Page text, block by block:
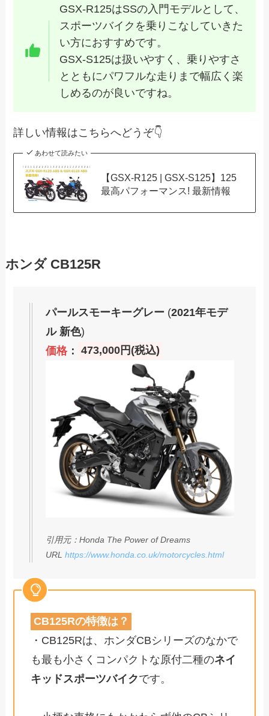
GSX-R125はSSの入門モデルとして、
スポーツバイクを乗りこなしていきた
い方におすすめです。
GSX-S125は扱いやすく、乗りやすさ
とともにパワフルな走りまで幅広く楽
しめるのが良いですね。
詳しい情報はこちらへどうぞ👇
あわせて読みたい
【GSX-R125 | GSX-S125】125
最高パフォーマンス! 最新情報
ホンダ CB125R
パールスモーキーグレー (2021年モデ
ル 新色)
価格 ： 473,000円(税込)
引用元：Honda The Power of Dreams
URLhttps://www.honda.co.uk/motorcycles.html
CB125Rの特徴は？
・CB125Rは、ホンダCBシリーズのなかで
も最も小さくコンパクトな原付二種のネイ
キッドスポーツバイクです。